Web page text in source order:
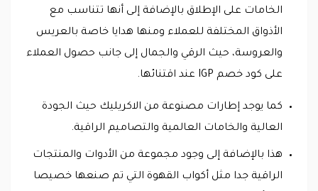
الخامات على الإطلاق بالإضافة إلى أنها تتناسب مع
الأذواق المختلفة للعملاء ومنها هدايا خاصة بالعريس
والعروسة، حيث الرقي والجمال إلى جانب حصول العملاء
على كود خصم IGP عند اقتنائها.
كما يوجد إطارات مصنوعة من الاكريليك حيث الجودة
العالية والخامات العالمية والتصاميم الراقية.
هذا بالإضافة إلى وجود مجموعة من الأدوات والمنتجات
الراقية جدا مثل أكواب القهوة التي تم صنعها خصيصا